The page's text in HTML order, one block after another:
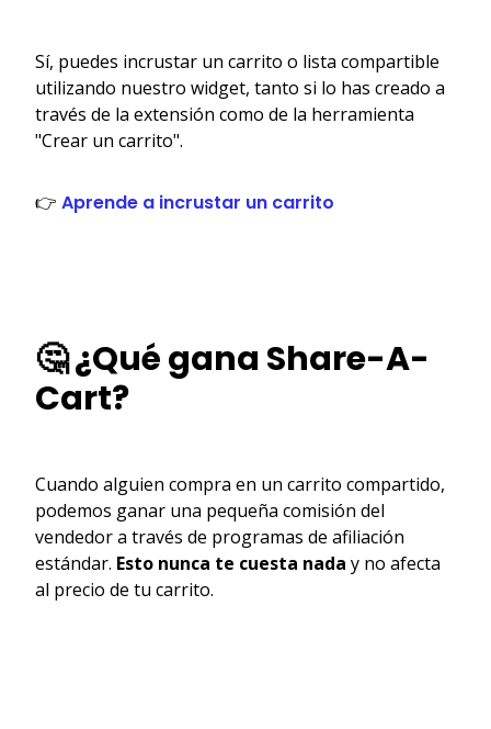
Sí, puedes incrustar un carrito o lista compartible
utilizando nuestro widget, tanto si lo has creado a
través de la extensión como de la herramienta
"Crear un carrito".
👉 Aprende a incrustar un carrito
🤔 ¿Qué gana Share-A-
Cart?
Cuando alguien compra en un carrito compartido,
podemos ganar una pequeña comisión del
vendedor a través de programas de afiliación
estándar. Esto nunca te cuesta nada y no afecta
al precio de tu carrito.